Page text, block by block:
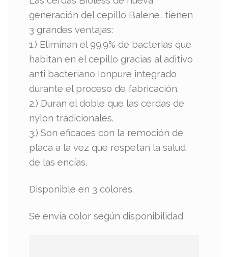
generación del cepillo Balene, tienen
3 grandes ventajas:
1.) Eliminan el 99.9% de bacterias que
habitan en el cepillo gracias al aditivo
anti bacteriano Ionpure integrado
durante el proceso de fabricación.
2.) Duran el doble que las cerdas de
nylon tradicionales.
3.) Son eficaces con la remoción de
placa a la vez que respetan la salud
de las encías,
Disponible en 3 colores.
Se envia color según disponibilidad